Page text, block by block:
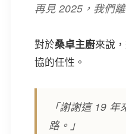
再見 2025，我們
對於桑卓主廚來說
協的任性。
「謝謝這 19
路。」